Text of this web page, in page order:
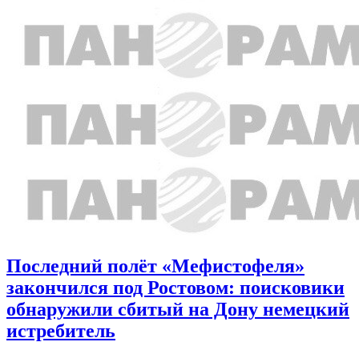
Последний полёт «Мефистофеля»
закончился под Ростовом: поисковики
обнаружили сбитый на Дону немецкий
истребитель